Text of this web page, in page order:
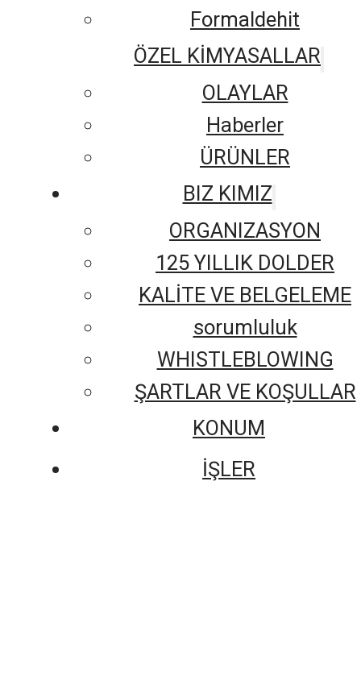
Formaldehit
ÖZEL KİMYASALLAR
OLAYLAR
Haberler
ÜRÜNLER
BIZ KIMIZ
ORGANIZASYON
125 YILLIK DOLDER
KALİTE VE BELGELEME
sorumluluk
WHISTLEBLOWING
ŞARTLAR VE KOŞULLAR
KONUM
İŞLER